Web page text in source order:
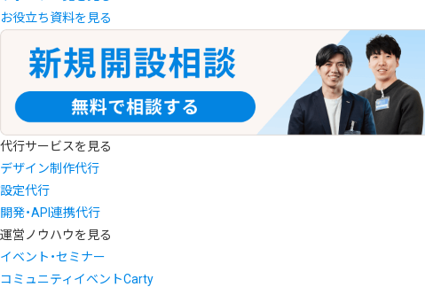
お役立ち資料を見る
代行サービスを見る
デザイン制作代行
設定代行
開発・API連携代行
運営ノウハウを見る
イベント・セミナー
コミュニティイベントCarty